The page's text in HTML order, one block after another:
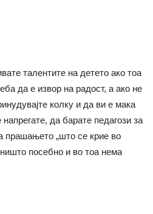
талентите на детето ако тоа
да е извор на радост, а ако не
колку и да ви е мака
да барате педагози за
прашањето „што се крие во
ништо посебно и во тоа нема